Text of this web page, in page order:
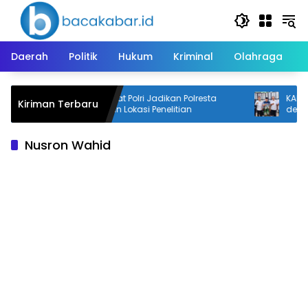
Langsung
konten
Daerah
Politik Hukum Kriminal Olahraga
Kiriman TerbaruSTIK Lemdiklat Polri Jadikan Polresta
Banjarmasin Lokasi Penelitian
KADIN
Nusron Wahid